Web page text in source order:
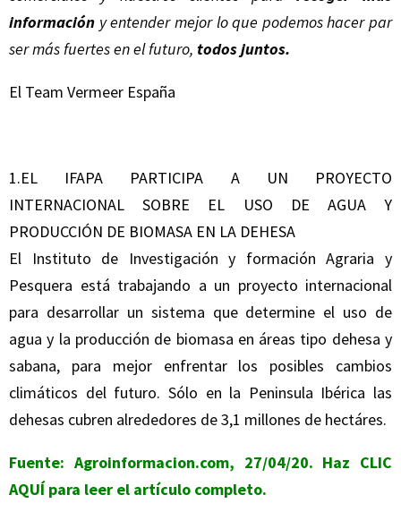
información y entender mejor lo que podemos hacer par
ser más fuertes en el futuro, todos juntos.
El Team Vermeer España
1.EL IFAPA PARTICIPA A UN PROYECTO
INTERNACIONAL SOBRE EL USO DE AGUA Y
PRODUCCIÓN DE BIOMASA EN LA DEHESA
El Instituto de Investigación y formación Agraria y
Pesquera está trabajando a un proyecto internacional
para desarrollar un sistema que determine el uso de
agua y la producción de biomasa en áreas tipo dehesa y
sabana, para mejor enfrentar los posibles cambios
climáticos del futuro. Sólo en la Peninsula Ibérica las
dehesas cubren alrededores de 3,1 millones de hectáres.
Fuente: Agroinformacion.com, 27/04/20. Haz CLIC
AQUÍpara leer el artículo completo.